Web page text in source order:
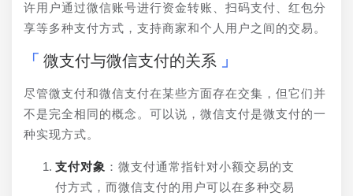
许用户通过微信账号进行资金转账、扫码支付、红包分
享等多种支付方式，支持商家和个人用户之间的交易。
微支付与微信支付的关系
尽管微支付和微信支付在某些方面存在交集，但它们并
不是完全相同的概念。可以说，微信支付是微支付的一
种实现方式。
支付对象 ：微支付通常指针对小额交易的支
付方式，而微信支付的用户可以在多种交易